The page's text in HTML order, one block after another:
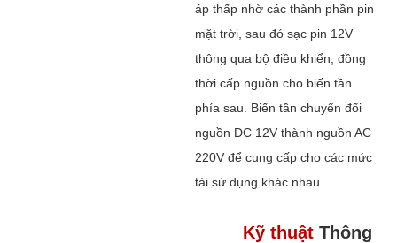
áp thấp nhờ các thành phần pin
mặt trời, sau đó sạc pin 12V
thông qua bộ điều khiển, đồng
thời cấp nguồn cho biến tần
phía sau. Biến tần chuyển đổi
nguồn DC 12V thành nguồn AC
220V để cung cấp cho các mức
tải sử dụng khác nhau.
Kỹ thuậtThông